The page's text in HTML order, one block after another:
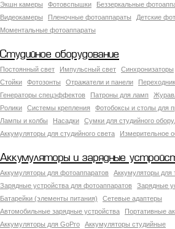
Экшн камеры
Фотовспышки
Беззеркальные
Видеокамеры
Пленочные фотоаппараты
Детские
Моментальные фотоаппараты
Студийное оборудование
Постоянный свет Импульсный свет Синхронизаторы
Стойки
Фотозонты Отражатели и панели
Генераторы спецэффектов
Патроны для ламп
Ролики
Системы крепления
Фотобоксы и столы для
Лампы и колбы
Насадки
Сумки для студийного
Аккумуляторы для студийного света
Измерительное
Аккумуляторы и зарядные
Аккумуляторы для фотоаппаратов
Аккумуляторы для
Зарядные устройства для фотоаппаратов
Зарядные
Батарейки (элементы питания)
Сетевые адаптеры
Автомобильные зарядные устройства
Портативные
Аккумуляторы для GoPro
Аккумуляторы студийные